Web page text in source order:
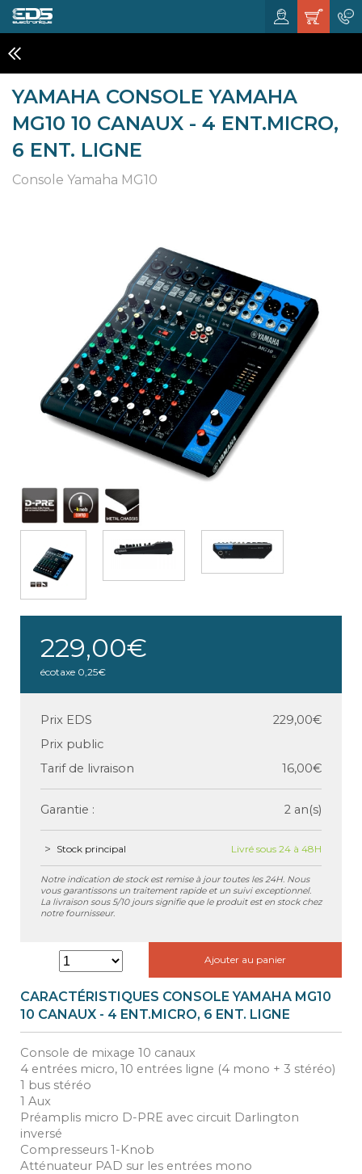
YAMAHA CONSOLE YAMAHA
MG10 10 CANAUX - 4 ENT.MICRO,
6 ENT. LIGNE
Console Yamaha MG10
229,00€
écotaxe 0,25€
Prix EDS
229,00€
Prix public
Tarif de livraison
16,00€
Garantie : 2 an(s)
Stock principal Livré sous 24 à 48H
Notre indication de stock est remise à jour toutes les 24H. Nous
vous garantissons un traitement rapide et un suivi exceptionnel.
La livraison sous 5/10 jours signifie que le produit est en stock chez
notre fournisseur.
Ajouter au panier
CARACTÉRISTIQUES CONSOLE YAMAHA MG10
10 CANAUX - 4 ENT.MICRO, 6 ENT. LIGNE
Console de mixage 10 canaux
4 entrées micro, 10 entrées ligne (4 mono + 3 stéréo)
1 bus stéréo
1 Aux
Préamplis micro D-PRE avec circuit Darlington
inversé
Compresseurs 1-Knob
Atténuateur PAD sur les entrées mono